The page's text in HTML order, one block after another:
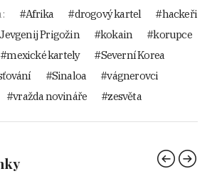
Afrika drogový kartel
hackeři
Jevgenij Prigožin kokain
korupce
mexické kartely
Severní Korea
Sinaloa
vágnerovci
vražda novináře zesvěta